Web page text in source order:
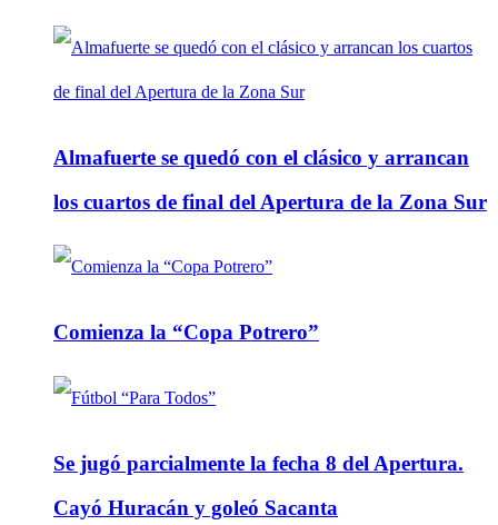
Almafuerte se quedó con el clásico y arrancan
los cuartos de final del Apertura de la Zona Sur
Comienza la “Copa Potrero”
Se jugó parcialmente la fecha 8 del Apertura.
Cayó Huracán y goleó Sacanta